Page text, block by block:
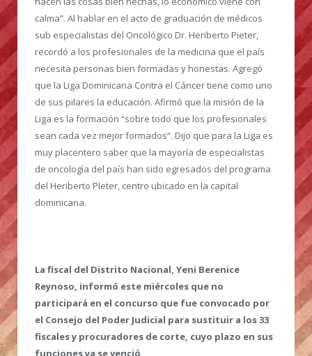
calma”. Al hablar en el acto de graduación de médicos
sub especialistas del Oncológico Dr. Heriberto Pieter,
recordó a los profesionales de la medicina que el país
necesita personas bien formadas y honestas. Agregó
que la Liga Dominicana Contra el Cáncer tiene como uno
de sus pilares la educación. Afirmó que la misión de la
Liga es la formación “sobre todo que los profesionales
sean cada vez mejor formados”. Dijo que para la Liga es
muy placentero saber que la mayoría de especialistas
de oncología del país han sido egresados del programa
del Heriberto PIeter, centro ubicado en la capital
dominicana.
La fiscal del Distrito Nacional, Yeni Berenice
Reynoso, informó este miércoles que no
participará en el concurso que fue convocado por
el Consejo del Poder Judicial para sustituir a los 33
fiscales y procuradores de corte, cuyo plazo en sus
funciones ya se venció.